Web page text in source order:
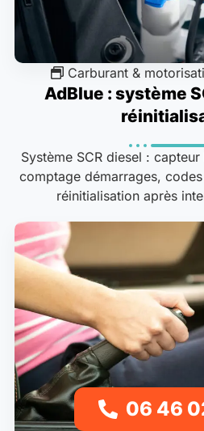
Carburant &
AdBlue : système
Système SCR diesel :
comptage démarrages,
réinitialisation après
06 46